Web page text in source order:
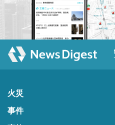
火災
事件